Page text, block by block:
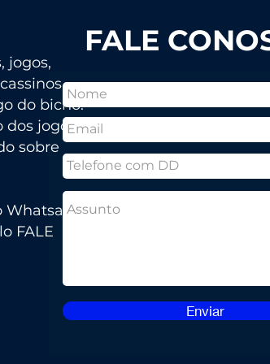
jogos,
do bicho.
dos jogos
sobre
Whatsapp
FALE
FALE
Enviar